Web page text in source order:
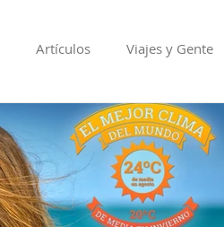
Artículos Viajes y Gente